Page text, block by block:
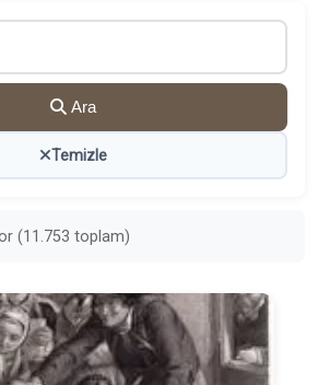
Ara
Temizle
(11.753 toplam)